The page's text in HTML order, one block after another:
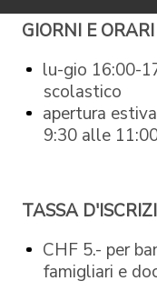
GIORNI E
lu-gio 16:00-
scolastico
apertura
9:30 alle
TASSA
CHF 5.- per
famigliari e